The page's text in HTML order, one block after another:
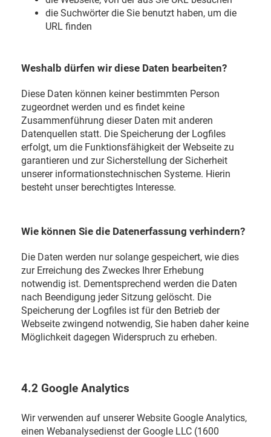
die Suchwörter die Sie benutzt haben, um die
URL finden
Weshalb dürfen wir diese Daten bearbeiten?
Diese Daten können keiner bestimmten Person
zugeordnet werden und es findet keine
Zusammenführung dieser Daten mit anderen
Datenquellen statt. Die Speicherung der Logfiles
erfolgt, um die Funktionsfähigkeit der Webseite zu
garantieren und zur Sicherstellung der Sicherheit
unserer informationstechnischen Systeme. Hierin
besteht unser berechtigtes Interesse.
Wie können Sie die Datenerfassung verhindern?
Die Daten werden nur solange gespeichert, wie dies
zur Erreichung des Zweckes Ihrer Erhebung
notwendig ist. Dementsprechend werden die Daten
nach Beendigung jeder Sitzung gelöscht. Die
Speicherung der Logfiles ist für den Betrieb der
Webseite zwingend notwendig, Sie haben daher keine
Möglichkeit dagegen Widerspruch zu erheben.
4.2 Google Analytics
Wir verwenden auf unserer Website Google Analytics,
einen Webanalysedienst der Google LLC (1600